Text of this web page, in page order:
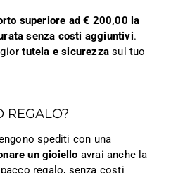
superiore ad € 200,00 la
senza costi aggiuntivi.
tutela e sicurezza sul tuo
REGALO?
spediti con una
un gioiello avrai anche la
regalo, senza costi